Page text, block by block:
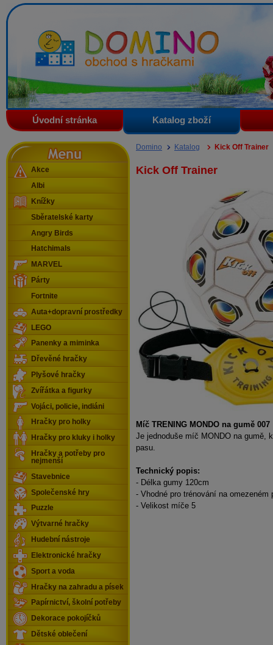
Domino - obchod s hračkami
Úvodní stránka Katalog zboží
Domino Katalog Kick Off Trainer
Kick Off Trainer
Míč TRENING MONDO na gumě 007
Je jednoduše míč MONDO na gumě,
pasu.
Technický popis:
- Délka gumy 120cm
- Vhodné pro trénování na omezeném
- Velikost míče 5
Menu
Akce
Albi
Knížky
Sběratelské karty
Angry Birds
Hatchimals
MARVEL
Párty
Fortnite
Auta+dopravní prostředky
LEGO
Panenky a miminka
Dřevěné hračky
Plyšové hračky
Zvířátka a figurky
Vojáci, policie, indiáni
Hračky pro holky
Hračky pro kluky i holky
Hračky a potřeby pro
nejmenší
Stavebnice
Společenské hry
Puzzle
Výtvarné hračky
Hudební nástroje
Elektronické hračky
Sport a voda
Hračky na zahradu a písek
Papírnictví, školní potřeby
Dekorace pokojíčků
Dětské oblečení